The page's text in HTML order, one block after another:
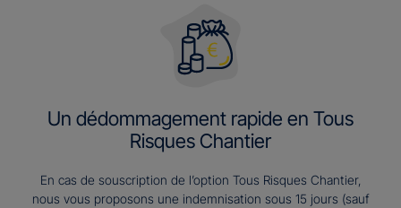
Un dédommagement rapide en Tous
Risques Chantier
En cas de souscription de l’option Tous Risques Chantier,
nous vous proposons une indemnisation sous 15 jours (sauf